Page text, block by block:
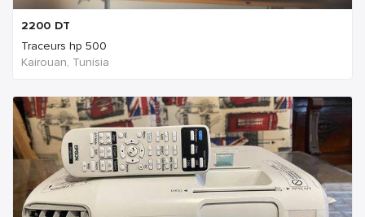
2200 DT
Traceurs hp 500
Kairouan, Tunisia